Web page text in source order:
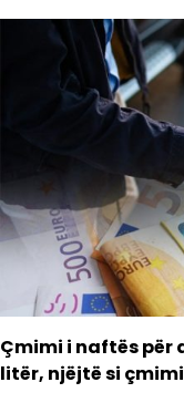
Çmimi i naftës për
litër, njëjtë si